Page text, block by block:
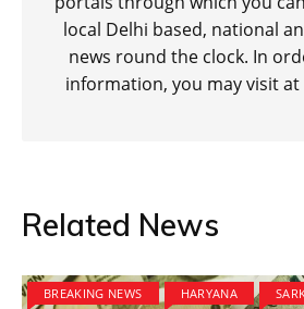
local Delhi based, national
news round the clock. In
information, you may visit
Related News
BREAKING NEWS HARYANA